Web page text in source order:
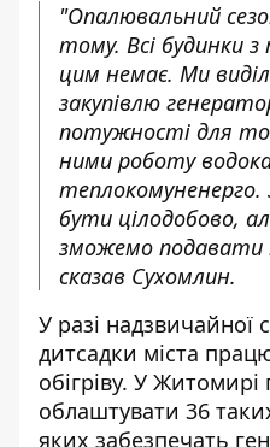
"Опалювальний
тому. Всі будинки
цим немає. Ми
закупівлю
потужності для
ними роботу
теплокомуненерго.
бути цілодобово,
зможемо подавати
сказав Сухомлин.
У разі надзвичайної
дитсадки міста
обігріву. У
облаштувати 36
яких забезпечать